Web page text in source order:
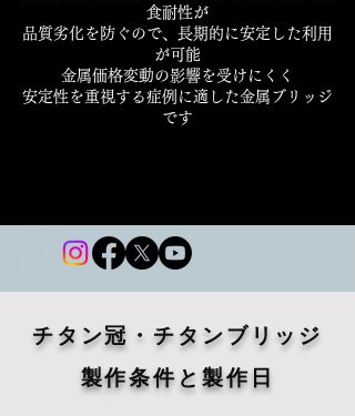
食耐性が
品質劣化を防ぐので、長期的に安定した利用
が可能
金属価格変動の影響を受けにくく
安定性を重視する症例に適した金属ブリッジ
です
チタン冠・チタンブリッジ
製作条件と製作日